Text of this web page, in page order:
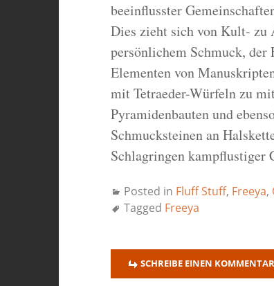
beeinflusster
Dies zieht sich von Kult- zu
persönlichem Schmuck, der
Elementen von
mit Tetraeder-Würfeln zu
Pyramidenbauten und
Schmucksteinen an
Schlagringen kampflustiger
Posted in Fluff Stuff, Freeya,
Tagged Freeya
SCHREIBE EINEN KOMMENTAR